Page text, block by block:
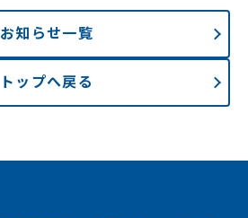
お知らせ一覧
トップへ戻る